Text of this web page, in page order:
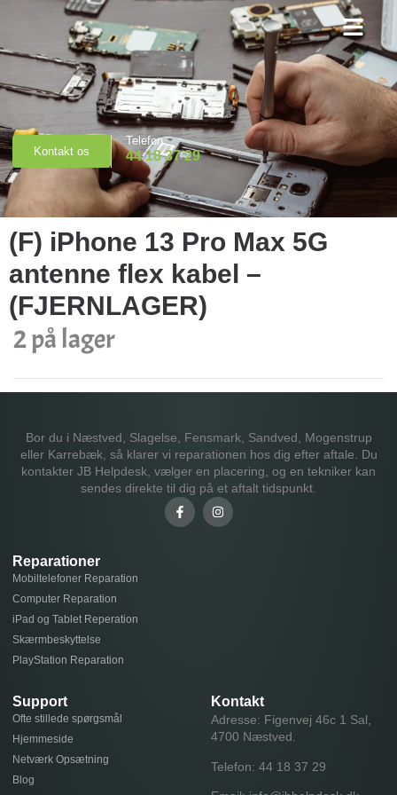
Kontakt os
Telefon
44 18 37 29
(F) iPhone 13 Pro Max 5G
antenne flex kabel –
(FJERNLAGER)
2 på lager
Bor du i Næstved, Slagelse, Fensmark, Sandved, Mogenstrup
eller Karrebæk, så klarer vi reparationen hos dig efter aftale. Du
kontakter JB Helpdesk, vælger en placering, og en tekniker kan
sendes direkte til dig på et aftalt tidspunkt.
Reparationer
Mobiltelefoner Reparation
Computer Reparation
iPad og Tablet Reperation
Skærmbeskyttelse
PlayStation Reparation
Support
Ofte stillede spørgsmål
Hjemmeside
Netværk Opsætning
Blog
Kontakt
Adresse: Figenvej 46c 1 Sal,
4700 Næstved.
Telefon: 44 18 37 29